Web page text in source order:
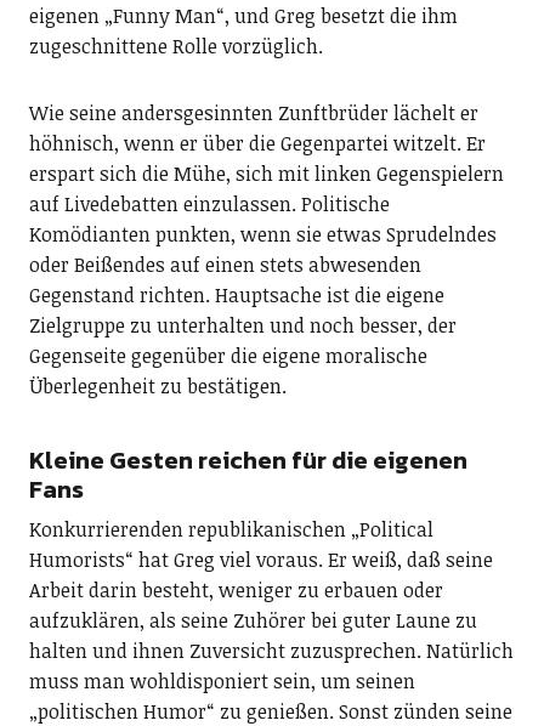
eigenen „Funny Man“, und Greg besetzt die ihm
zugeschnittene Rolle vorzüglich.
Wie seine andersgesinnten Zunftbrüder lächelt er
höhnisch, wenn er über die Gegenpartei witzelt. Er
erspart sich die Mühe, sich mit linken Gegenspielern
auf Livedebatten einzulassen. Politische
Komödianten punkten, wenn sie etwas Sprudelndes
oder Beißendes auf einen stets abwesenden
Gegenstand richten. Hauptsache ist die eigene
Zielgruppe zu unterhalten und noch besser, der
Gegenseite gegenüber die eigene moralische
Überlegenheit zu bestätigen.
Kleine Gesten reichen für die eigenen
Fans
Konkurrierenden republikanischen „Political
Humorists“ hat Greg viel voraus. Er weiß, daß seine
Arbeit darin besteht, weniger zu erbauen oder
aufzuklären, als seine Zuhörer bei guter Laune zu
halten und ihnen Zuversicht zuzusprechen. Natürlich
muss man wohldisponiert sein, um seinen
„politischen Humor“ zu genießen. Sonst zünden seine